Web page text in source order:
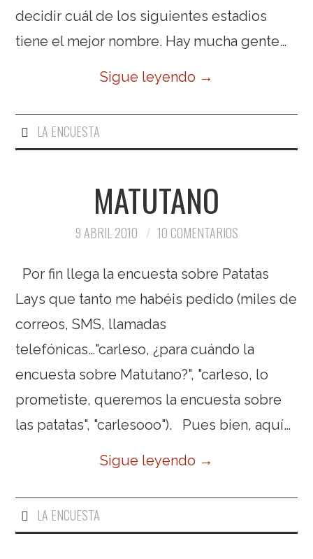
decidir cuál de los siguientes estadios
tiene el mejor nombre. Hay mucha gente…
Sigue leyendo →
LA ENCUESTA
MATUTANO
9 ABRIL 2010 10 COMENTARIOS
Por fin llega la encuesta sobre Patatas
Lays que tanto me habéis pedido (miles de
correos, SMS, llamadas
telefónicas…"carleso, ¿para cuándo la
encuesta sobre Matutano?", "carleso, lo
prometiste, queremos la encuesta sobre
las patatas", "carlesooo"). Pues bien, aquí…
Sigue leyendo →
LA ENCUESTA